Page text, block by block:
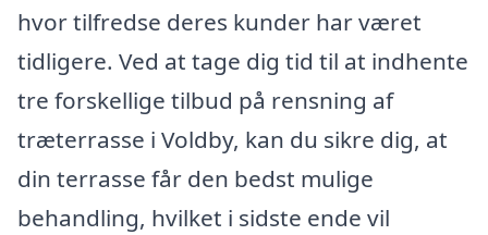
hvor tilfredse deres kunder har været
tidligere. Ved at tage dig tid til at indhente
tre forskellige tilbud på rensning af
træterrasse i Voldby, kan du sikre dig, at
din terrasse får den bedst mulige
behandling, hvilket i sidste ende vil